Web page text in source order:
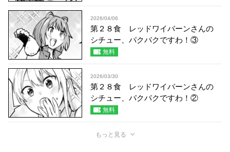
2026/04/06
第２８食 レッドワイバーンさんの
シチュー、パクパクですわ！③
無料
2026/03/30
第２８食 レッドワイバーンさんの
シチュー、パクパクですわ！②
無料
もっと見る